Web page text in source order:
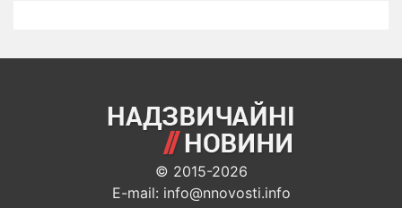
© 2015-2026
E-mail: info@nnovosti.info